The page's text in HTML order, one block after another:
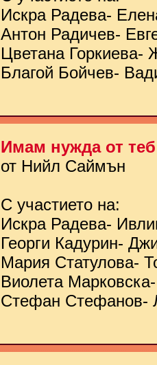
Искра Радева-
Антон Радичев-
Цветана Горкиева-
Благой Бойчев-
Имам нужда от теб
от Нийл Саймън
С участието на:
Искра Радева-
Георги Кадурин-
Мария Статулова-
Виолета
Стефан Стефанов-